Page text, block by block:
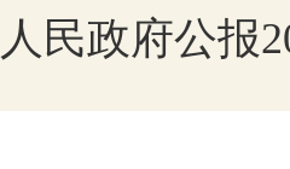
民政府公报